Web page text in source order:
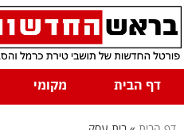
דף הבית
מקומי